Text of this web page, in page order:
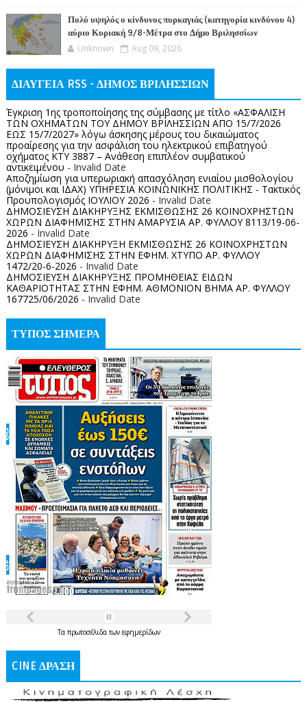
Πολύ υψηλός ο κίνδυνος πυρκαγιάς (κατηγορία κινδύνου 4)
αύριο Κυριακή 9/8-Μέτρα στο Δήμο Βριλησσίων
Unknown Aug 09, 2026
ΔΙΑΥΓΕΙΑ RSS - ΔΗΜΟΣ ΒΡΙΛΗΣΣΙΩΝ
Έγκριση 1ης τροποποίησης της σύμβασης με τίτλο «ΑΣΦΑΛΙΣΗ
ΤΩΝ ΟΧΗΜΑΤΩΝ ΤΟΥ ΔΗΜΟΥ ΒΡΙΛΗΣΣΙΩΝ ΑΠΟ 15/7/2026
ΕΩΣ 15/7/2027» λόγω άσκησης μέρους του δικαιώματος
προαίρεσης για την ασφάλιση του ηλεκτρικού επιβατηγού
οχήματος ΚΤΥ 3887 – Ανάθεση επιπλέον συμβατικού
αντικειμένου - Invalid Date
Αποζημίωση για υπερωριακή απασχόληση ενιαίου μισθολογίου
(μόνιμοι και ΙΔΑΧ) ΥΠΗΡΕΣΙΑ ΚΟΙΝΩΝΙΚΗΣ ΠΟΛΙΤΙΚΗΣ - Τακτικός
Προυπολογισμός ΙΟΥΛΙΟΥ 2026 - Invalid Date
ΔΗΜΟΣΙΕΥΣΗ ΔΙΑΚΗΡΥΞΗΣ ΕΚΜΙΣΘΩΣΗΣ 26 ΚΟΙΝΟΧΡΗΣΤΩΝ
ΧΩΡΩΝ ΔΙΑΦΗΜΙΣΗΣ ΣΤΗΝ ΑΜΑΡΥΣΙΑ ΑΡ. ΦΥΛΛΟΥ 8113/19-06-
2026 - Invalid Date
ΔΗΜΟΣΙΕΥΣΗ ΔΙΑΚΗΡΥΞΗ ΕΚΜΙΣΘΩΣΗΣ 26 ΚΟΙΝΟΧΡΗΣΤΩΝ
ΧΩΡΩΝ ΔΙΑΦΗΜΙΣΗΣ ΣΤΗΝ ΕΦΗΜ. ΧΤΥΠΟ ΑΡ. ΦΥΛΛΟΥ
1472/20-6-2026 - Invalid Date
ΔΗΜΟΣΙΕΥΣΗ ΔΙΑΚΗΡΥΞΗΣ ΠΡΟΜΗΘΕΙΑΣ ΕΙΔΩΝ
ΚΑΘΑΡΙΟΤΗΤΑΣ ΣΤΗΝ ΕΦΗΜ. ΑΘΜΟΝΙΟΝ ΒΗΜΑ ΑΡ. ΦΥΛΛΟΥ
167725/06/2026 - Invalid Date
ΤΥΠΟΣ ΣΗΜΕΡΑ
Τα πρωτοσέλιδατων εφημερίδων
CINE ΔΡΑΣΗ